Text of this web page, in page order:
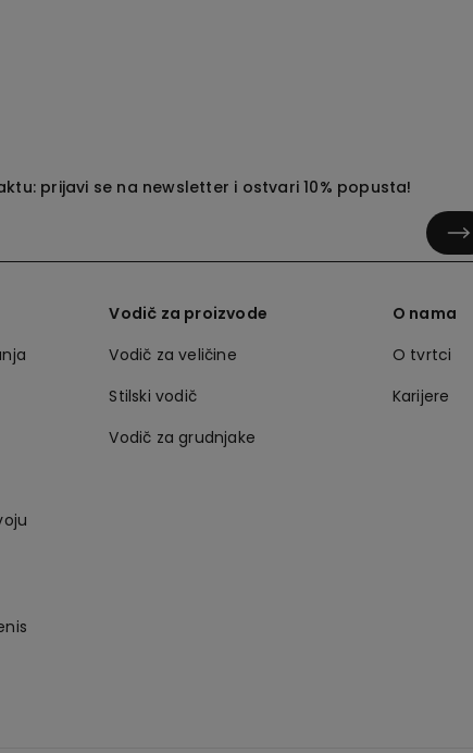
prijavi se na newsletter i ostvari 10% popusta!
Vodič za proizvode
Vodič za veličine
Stilski vodič
Vodič za grudnjake
O nama
O tvrtci
Karijere